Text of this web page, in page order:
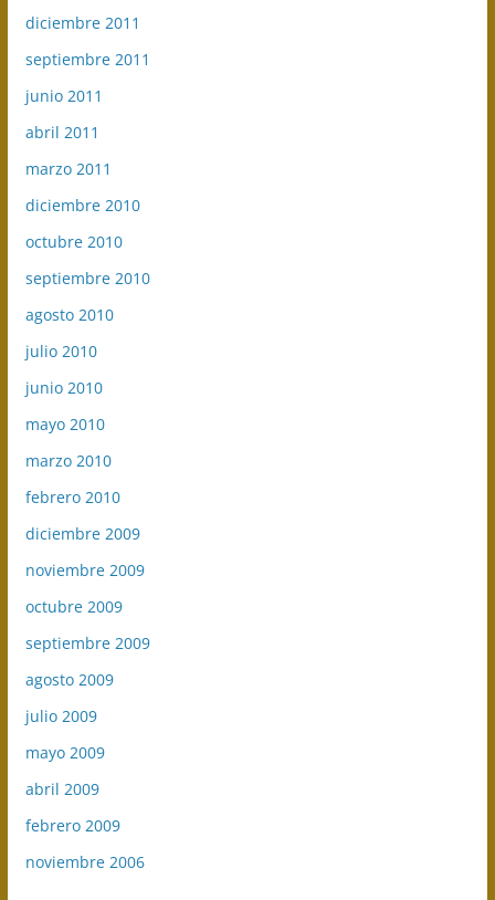
diciembre 2011
septiembre 2011
junio 2011
abril 2011
marzo 2011
diciembre 2010
octubre 2010
septiembre 2010
agosto 2010
julio 2010
junio 2010
mayo 2010
marzo 2010
febrero 2010
diciembre 2009
noviembre 2009
octubre 2009
septiembre 2009
agosto 2009
julio 2009
mayo 2009
abril 2009
febrero 2009
noviembre 2006